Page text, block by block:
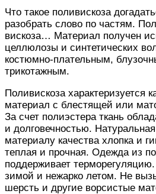
Что такое поливискоза
разобрать слово по частям.
вискоза… Материал получен
целлюлозы и синтетических
костюмно-плательным,
трикотажным.
Поливискоза характеризуется
материал с блестящей или
За счет полиэстера ткань
и долговечностью.
материалу качества хлопка и
теплая и прочная. Одежда из
поддерживает
зимой и нежарко летом. Не
шерсть и другие ворсистые